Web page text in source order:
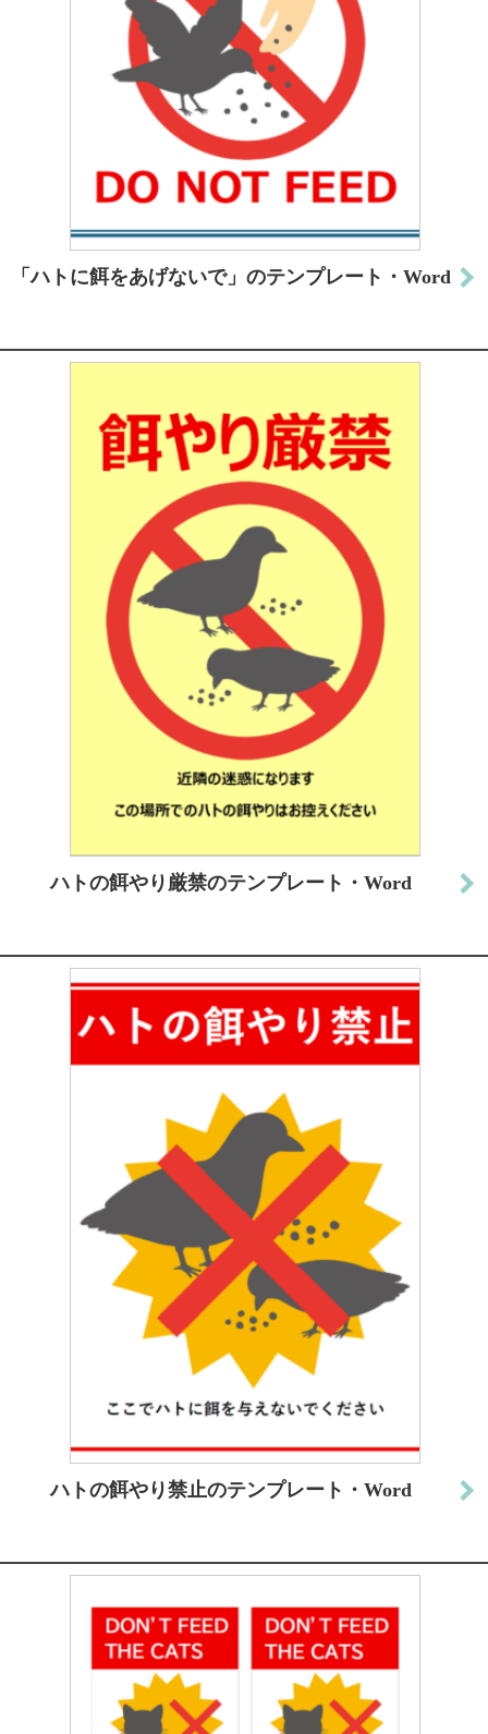
「ハトに餌をあげないで」のテンプレート・Word
ハトの餌やり厳禁のテンプレート・Word
ハトの餌やり禁止のテンプレート・Word